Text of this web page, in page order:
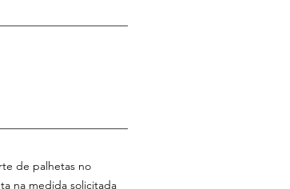
de palhetas no
na medida solicitada